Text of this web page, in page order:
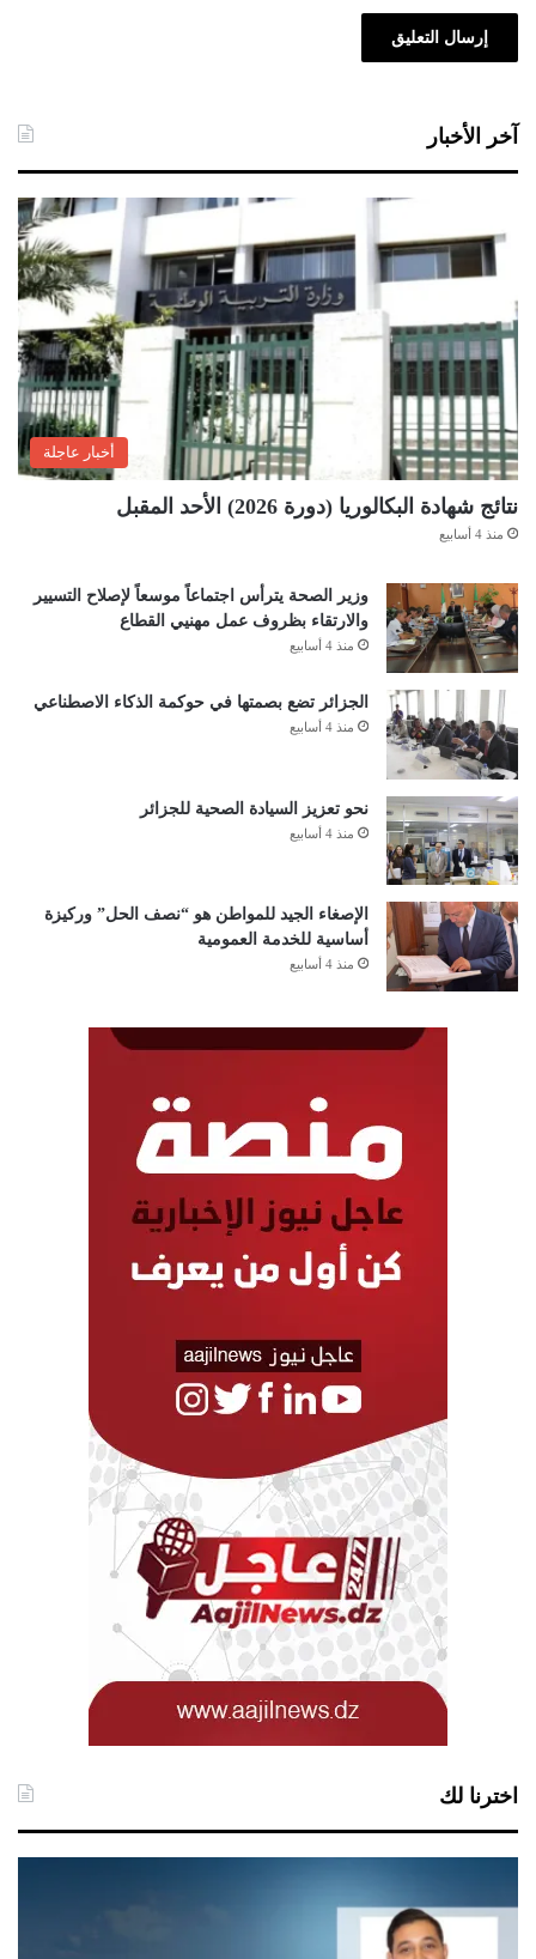
آخر الأخبار
أخبار عاجلة
نتائج شهادة البكالوريا (دورة 2026) الأحد المقبل
منذ 4 أسابيع
وزير الصحة يترأس اجتماعاً موسعاً لإصلاح التسيير
والارتقاء بظروف عمل مهنيي القطاع
منذ 4 أسابيع
الجزائر تضع بصمتها في حوكمة الذكاء الاصطناعي
منذ 4 أسابيع
نحو تعزيز السيادة الصحية للجزائر
منذ 4 أسابيع
الإصغاء الجيد للمواطن هو “نصف الحل” وركيزة
أساسية للخدمة العمومية
منذ 4 أسابيع
اخترنا لك